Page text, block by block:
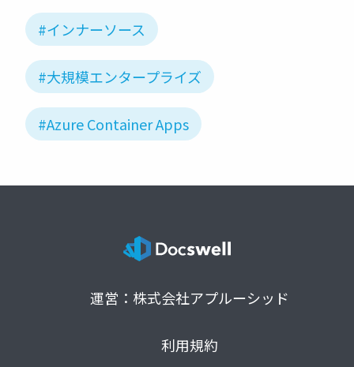
#インナーソース
#大規模エンタープライズ
#Azure Container Apps
運営：株式会社アプルーシッド
利用規約